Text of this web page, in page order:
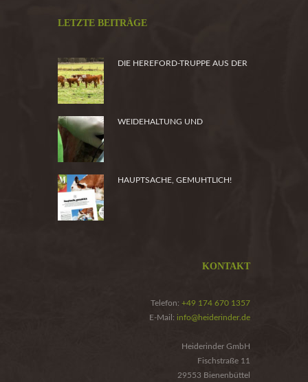
LETZTE BEITRÄGE
DIE HEREFORD-TRUPPE AUS DER
WEIDEHALTUNG UND
HAUPTSACHE, GEMUHTLICH!
KONTAKT
Telefon: +49 174 670 1357
E-Mail: info@heiderinder.de
Heiderinder GmbH
Fischstraße 11
29553 Bienenbüttel